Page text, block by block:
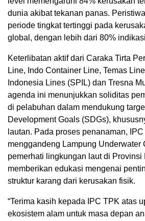
dunia akibat tekanan panas.
periode tingkat tertinggi pada
global, dengan lebih dari 80%
Keterlibatan aktif dari Caraka Tirta
Line, Indo Container Line, Temas
Indonesia Lines (SPIL) dan Tresna
agenda ini menunjukkan soliditas
di pelabuhan dalam mendukung
Development Goals (SDGs),
lautan. Pada proses penanaman,
menggandeng Lampung Underwater
pemerhati lingkungan laut di Provinsi
memberikan edukasi mengenai
struktur karang dari kerusakan fisik.
“Terima kasih kepada IPC TPK atas
ekosistem alam untuk masa depan